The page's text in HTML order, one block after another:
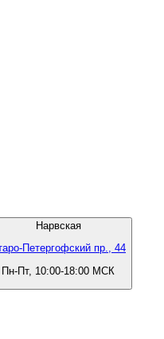
Нарвская
Петергофский пр., 44
Пн-Пт, 10:00-18:00 МСК